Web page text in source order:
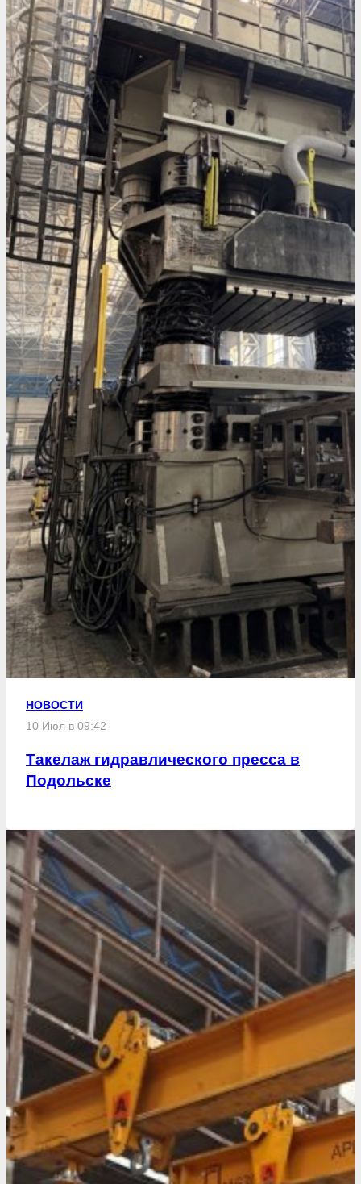
НОВОСТИ
10 Июл в 09:42
Такелаж гидравлического пресса в
Подольске